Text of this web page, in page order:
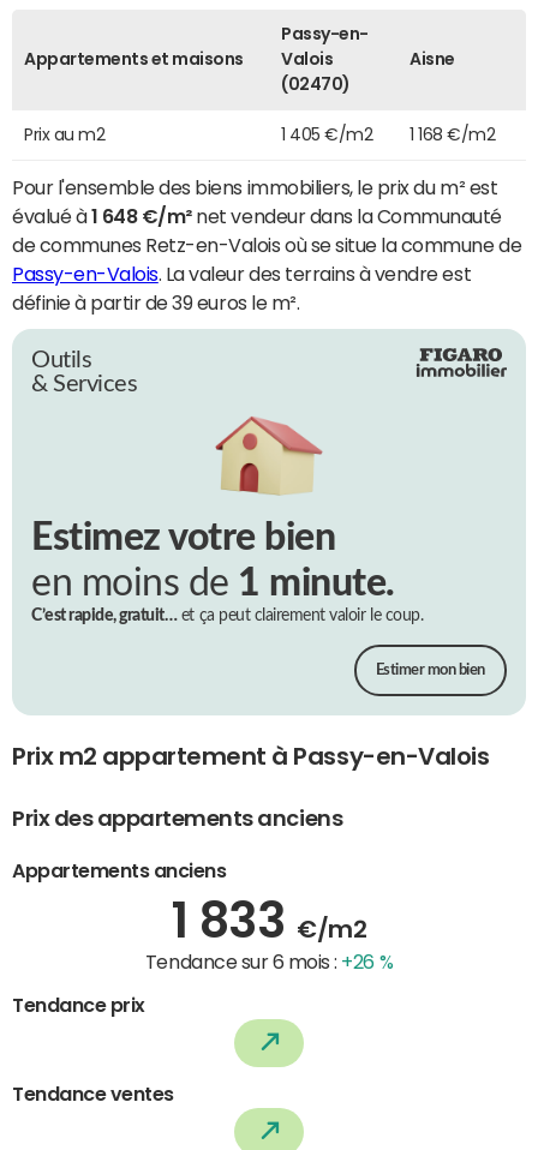
Appartements et maisons
Passy-en-
Valois
(02470)
Aisne
Prix au m2 1 405 €/m2 1 168 €/m2
Pour l'ensemble des biens immobiliers, le prix du m² est
évalué à1 648 €/m²net vendeur dans la Communauté
de communes Retz-en-Valois où se situe la commune de
Passy-en-Valois. La valeur des terrains à vendre est
définie à partir de 39 euros le m².
Outils
& Services
Estimez votre bien
en moins de 1 minute.
C’est rapide, gratuit…et ça peut clairement valoir le coup.
Estimer mon bien
Prix m2 appartement à Passy-en-Valois
Prix des appartements anciens
Appartements anciens
1 833 €/m2
Tendance sur 6 mois : +26 %
Tendance prix
Tendance ventes